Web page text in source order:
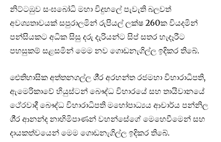
නිට්ටඹුව සංඝබෝධි මහා විදුහලේ පැවැති බලවත්
අවශ්‍යතාවයක් සපුරාලමින් රුපියල් ලක්ෂ 260ක වියදමින්
පන්සියකට අධික සිසු දරු දැරියන්ට සිප් සතර හැදෑරීට
පහසුකම් සළසමින් මෙම නව ගොඩනැගිල්ල ඉදිකර තිබේ.
ඓතිහාසික අත්තනගල්ල ශී‍්‍ර අරහන්ත රජමහා විහාරාධිපති,
ඇමෙරිකාවේ හියුස්ටන් බෞද්ධ විහාරයේ සහ තායිවානයේ
ථේරවාදී බෞද්ධ විහාරාධිපති මහෝපාධ්‍යය ආචාර්ය පන්නිල
ශී‍්‍ර ආනන්ද නාහිමිපාණන් වහන්සේගේ මෙහෙවීමෙන් සහ
දායකත්වයෙන් මෙම ගොඩනැගිල්ල ඉදිකර තිබේ.